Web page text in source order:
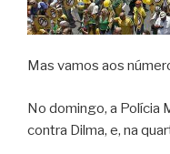
Mas vamos aos
No domingo, a Polícia
contra Dilma, e, na